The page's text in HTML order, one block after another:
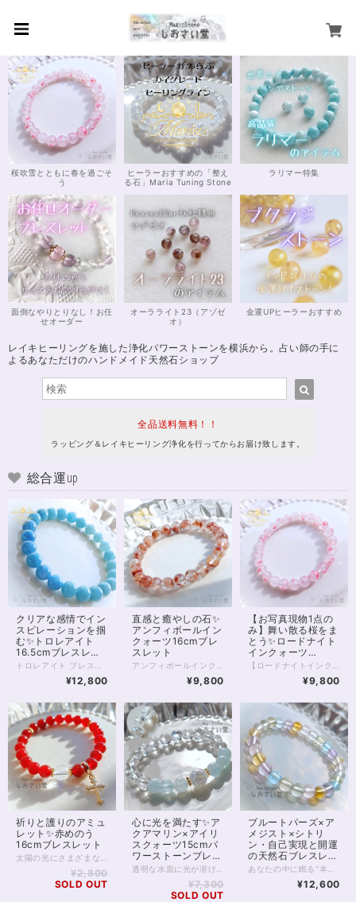
桜吹雪とともに春を過ごそ
う
ヒーラーおすすめの「整え
る石」Maria Tuning Stone
ラリマー特集
面倒なやりとりなし！お任
せオーダー
オーラライト23（アゾゼ
オ）
金運UPヒーラーおすすめ
レイキヒーリングを施した浄化パワーストーンを横浜から。占い師の手に
よるあなただけのハンドメイド天然石ショップ
全品送料無料！！
ラッピング＆レイキヒーリング浄化を行ってからお届け致します。
総合運up
クリアな感情でイン
スピレーションを掴
む✨トロレアイト
16.5cmブレスレッ
ト
¥12,800
直感と癒やしの石✨
アンフィボールイン
クォーツ16cmブレ
スレット
¥9,800
【お写真現物1点の
み】舞い散る桜をま
とう✨ロードナイト
インクォーツ
16.5cmブレスレッ
¥9,800
祈りと護りのアミュ
レット✨赤めのう
16cmブレスレット
¥2,800
SOLD OUT
心に光を満たす✨ア
クアマリン×アイリ
スクォーツ15cmパ
ワーストーンブレス
レット
¥7,300
SOLD OUT
ブルートパーズ×ア
メジスト×シトリ
ン・自己実現と開運
の天然石ブレスレッ
ト✨16cm
¥12,600